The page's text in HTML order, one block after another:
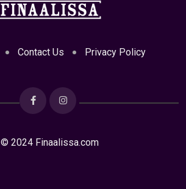
Contact Us Privacy Policy
© 2024 Finaalissa.com